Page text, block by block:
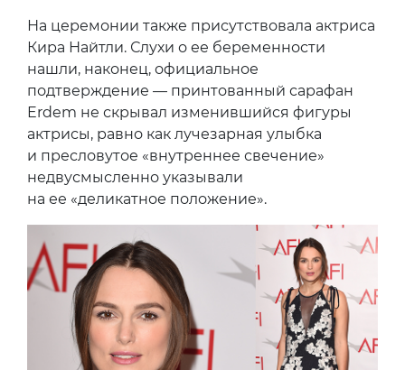
На церемонии также присутствовала актриса
Кира Найтли. Слухи о ее беременности
нашли, наконец, официальное
подтверждение — принтованный сарафан
Erdem не скрывал изменившийся фигуры
актрисы, равно как лучезарная улыбка
и пресловутое «внутреннее свечение»
недвусмысленно указывали
на ее «деликатное положение».